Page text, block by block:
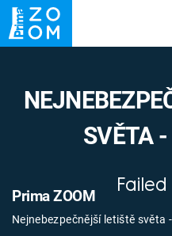
ZÁHADY VETŘELCI
Témata
SVĚTA
Nejnebezpečnější letiště světa
Prima ZOOM